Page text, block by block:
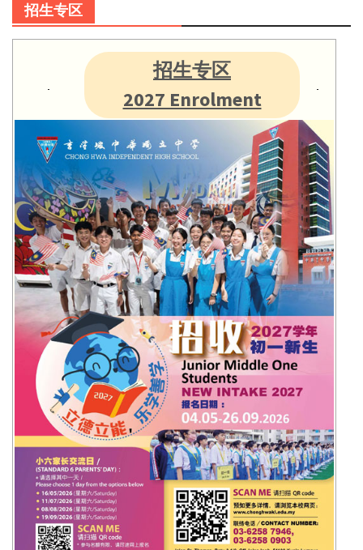
招生专区
招生专区
2027 Enrolment